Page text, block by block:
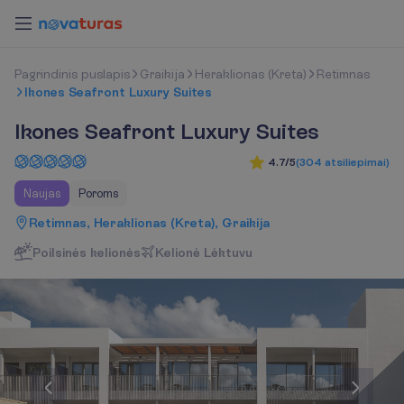
Pagrindinis puslapis Graikija Heraklionas (Kreta)
Retimnas
Ikones Seafront Luxury Suites
Ikones Seafront Luxury Suites
4.7/5(304 atsiliepimai)
Naujas Poroms
Retimnas, Heraklionas (Kreta), Graikija
Poilsinės kelionės Kelionė L ėktuvu